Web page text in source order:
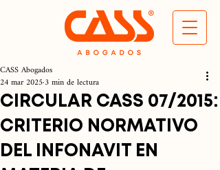
CIRCULAR CASS 07/2015:
CRITERIO NORMATIVO
DEL INFONAVIT EN
CASS Abogados
24 mar 20253 min de lectura